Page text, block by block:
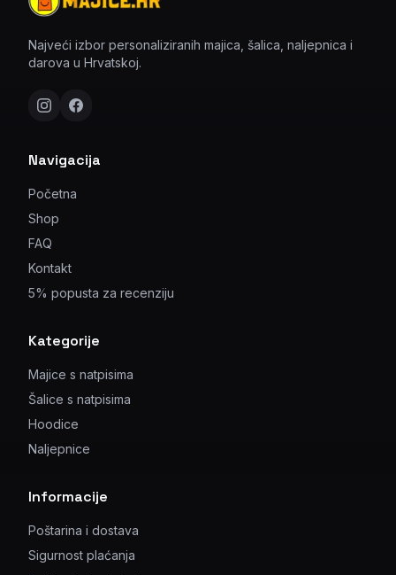
Najveći izbor personaliziranih majica, šalica, naljepnica i
darova u Hrvatskoj.
Navigacija
Početna
Shop
FAQ
Kontakt
5% popusta za recenziju
Kategorije
Majice s natpisima
Šalice s natpisima
Hoodice
Naljepnice
Informacije
Poštarina i dostava
Sigurnost plaćanja